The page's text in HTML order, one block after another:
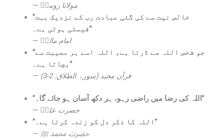
— مولانا رومیؒ
“خالص نیت سے کی گئی عبادت رب کے نزدیک بہت
قیمتی ہوتی ہے۔”
— امام مالکؒ
“جو شخص اللہ سے ڈرتا ہے، اللہ اسے ہر مصیبت سے
بچاتا ہے۔”
—
قرآن مجید (سورۃ الطلاق: 2-3)
“اللہ کی رضا میں راضی رہو، ہر دکھ آسان ہو جائے گا۔”
— حضرت علیؓ
“اللہ کا ذکر دل کو زندہ کرتا ہے۔”
—حضرت محمد ﷺ